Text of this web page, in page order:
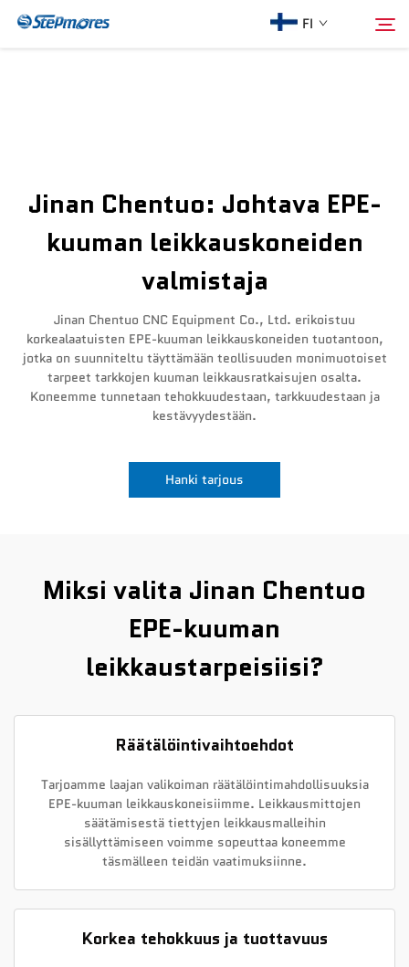
FI
Osta
Video
Jinan Chentuo: Johtava EPE-
kuuman leikkauskoneiden
valmistaja
Jinan Chentuo CNC Equipment Co., Ltd. erikoistuu
korkealaatuisten EPE-kuuman leikkauskoneiden tuotantoon,
jotka on suunniteltu täyttämään teollisuuden monimuotoiset
tarpeet tarkkojen kuuman leikkausratkaisujen osalta.
Koneemme tunnetaan tehokkuudestaan, tarkkuudestaan ja
kestävyydestään.
Hanki tarjous
Miksi valita Jinan Chentuo
EPE-kuuman
leikkaustarpeisiisi?
Räätälöintivaihtoehdot
Tarjoamme laajan valikoiman räätälöintimahdollisuuksia
EPE-kuuman leikkauskoneisiimme. Leikkausmittojen
säätämisestä tiettyjen leikkausmalleihin
sisällyttämiseen voimme sopeuttaa koneemme
täsmälleen teidän vaatimuksiinne.
Korkea tehokkuus ja tuottavuus